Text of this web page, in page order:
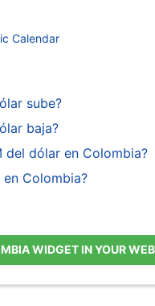
Calendar
sube?
baja?
del dólar en Colombia?
Colombia?
WIDGET IN YOUR